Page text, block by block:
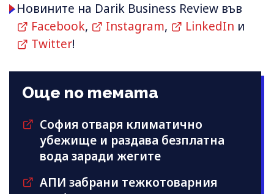
Новините на Darik Business Review във
Facebook, Instagram, LinkedIn и
Twitter!
Още по темата
София отваря климатично
убежище и раздава безплатна
вода заради жегите
АПИ забрани тежкотоварния